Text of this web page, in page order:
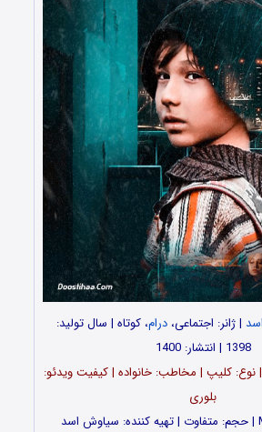
| ژانر: اجتماعی، درام، کوتاه | سال تولید:
1398 | انتشار: 1400
17 دقیقه | نوع: کلیپ | مخاطب: خانواده | کیفیت ویدئو:
بلوری